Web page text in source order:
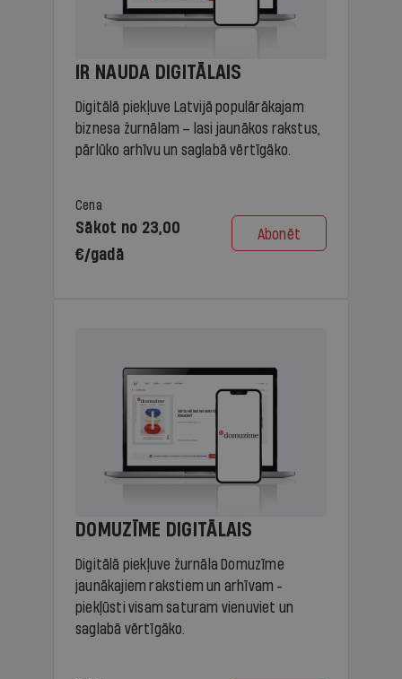
IR NAUDA DIGITĀLAIS
Digitālā piekļuve Latvijā populārākajam
biznesa žurnālam – lasi jaunākos rakstus,
pārlūko arhīvu un saglabā vērtīgāko.
Cena
Sākot no 23,00
€/gadā
Abonēt
DOMUZĪME DIGITĀLAIS
Digitālā piekļuve žurnāla Domuzīme
jaunākajiem rakstiem un arhīvam -
piekļūsti visam saturam vienuviet un
saglabā vērtīgāko.